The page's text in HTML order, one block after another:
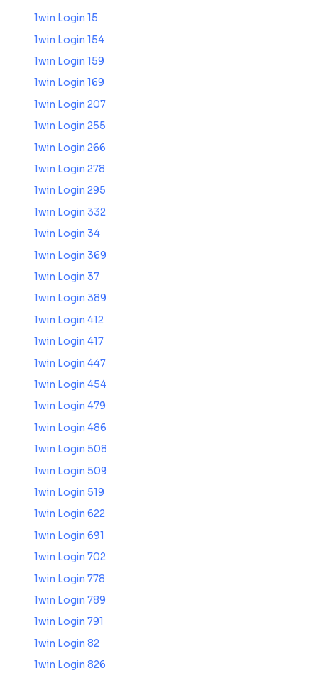
1win Login 15
1win Login 154
1win Login 159
1win Login 169
1win Login 207
1win Login 255
1win Login 266
1win Login 278
1win Login 295
1win Login 332
1win Login 34
1win Login 369
1win Login 37
1win Login 389
1win Login 412
1win Login 417
1win Login 447
1win Login 454
1win Login 479
1win Login 486
1win Login 508
1win Login 509
1win Login 519
1win Login 622
1win Login 691
1win Login 702
1win Login 778
1win Login 789
1win Login 791
1win Login 82
1win Login 826